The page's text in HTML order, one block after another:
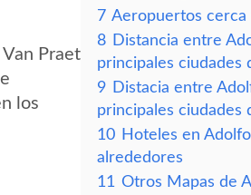
Praet
los
7 Aeropuertos cerca
8 Distancia entre
principales ciudades
9 Distacia entre
principales ciudades
10 Hoteles en
alrededores
11 Otros Mapas de